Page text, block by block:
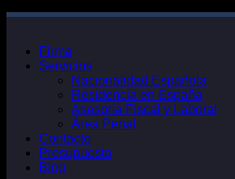
Firma
Servicios
Nacionalidad Española
Residencia en España
Asesoría Fiscal y Laboral
Área Penal
Contacto
Presupuesto
Blog